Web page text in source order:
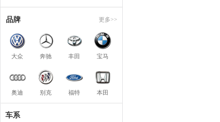
品牌 更多>>
大众 奔驰 丰田 宝马
奥迪 别克 福特 本田
车系